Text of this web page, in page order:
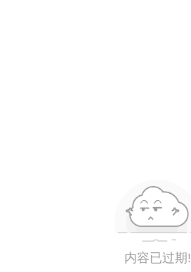
内容已过期!